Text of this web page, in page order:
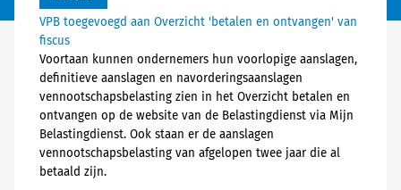
VPB toegevoegd aan Overzicht 'betalen en ontvangen' van
fiscus
Voortaan kunnen ondernemers hun voorlopige aanslagen,
definitieve aanslagen en navorderingsaanslagen
vennootschapsbelasting zien in het Overzicht betalen en
ontvangen op de website van de Belastingdienst via Mijn
Belastingdienst. Ook staan er de aanslagen
vennootschapsbelasting van afgelopen twee jaar die al
betaald zijn.